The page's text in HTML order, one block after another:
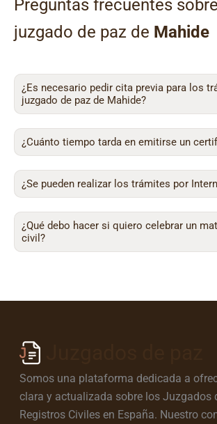
Preguntas frecuentes
juzgado de paz de Mahide
¿Es necesario pedir cita previa para los
juzgado de paz de Mahide?
¿Cuánto tiempo tarda en emitirse un
¿Se pueden realizar los trámites por
¿Qué debo hacer si quiero celebrar un
civil?
Somos una plataforma dedicada a
clara y actualizada sobre los Juzgados
Registros Civiles en España. Nuestro